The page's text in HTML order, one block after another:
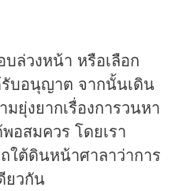
ล่วงหน้า หรือเลือก
บอนุญาต จากนั้นเดิน
ยุ่งยากเรื่องการวนหา
อสมควร โดยเรา
ใต้ดินหน้าศาลาว่าการ
ยวกัน